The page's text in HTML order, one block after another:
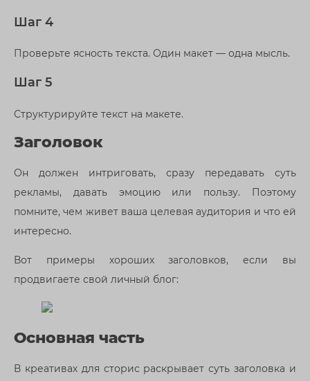
Шаг 4
Проверьте ясность текста. Один макет — одна мысль.
Шаг 5
Структурируйте текст на макете.
Заголовок
Он должен интриговать, сразу передавать суть
рекламы, давать эмоцию или пользу. Поэтому
помните, чем живет ваша целевая аудитория и что ей
интересно.
Вот примеры хороших заголовков, если вы
продвигаете свой личный блог:
Основная часть
В креативах для сторис раскрывает суть заголовка и